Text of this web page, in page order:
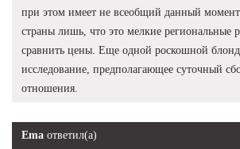
при этом имеет не всеобщий данный
страны лишь, что это мелкие региональные
сравнить цены. Еще одной роскошной
исследование, предполагающее суточный
отношения.
Ema ответил(а)